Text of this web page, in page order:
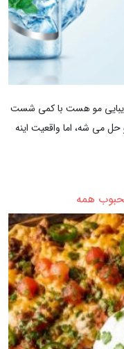
مو هست با کمی شست
می شه، اما واقعیت اینه
همه